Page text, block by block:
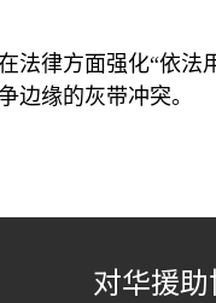
法律方面强化“依
边缘的灰带冲突。
对华援